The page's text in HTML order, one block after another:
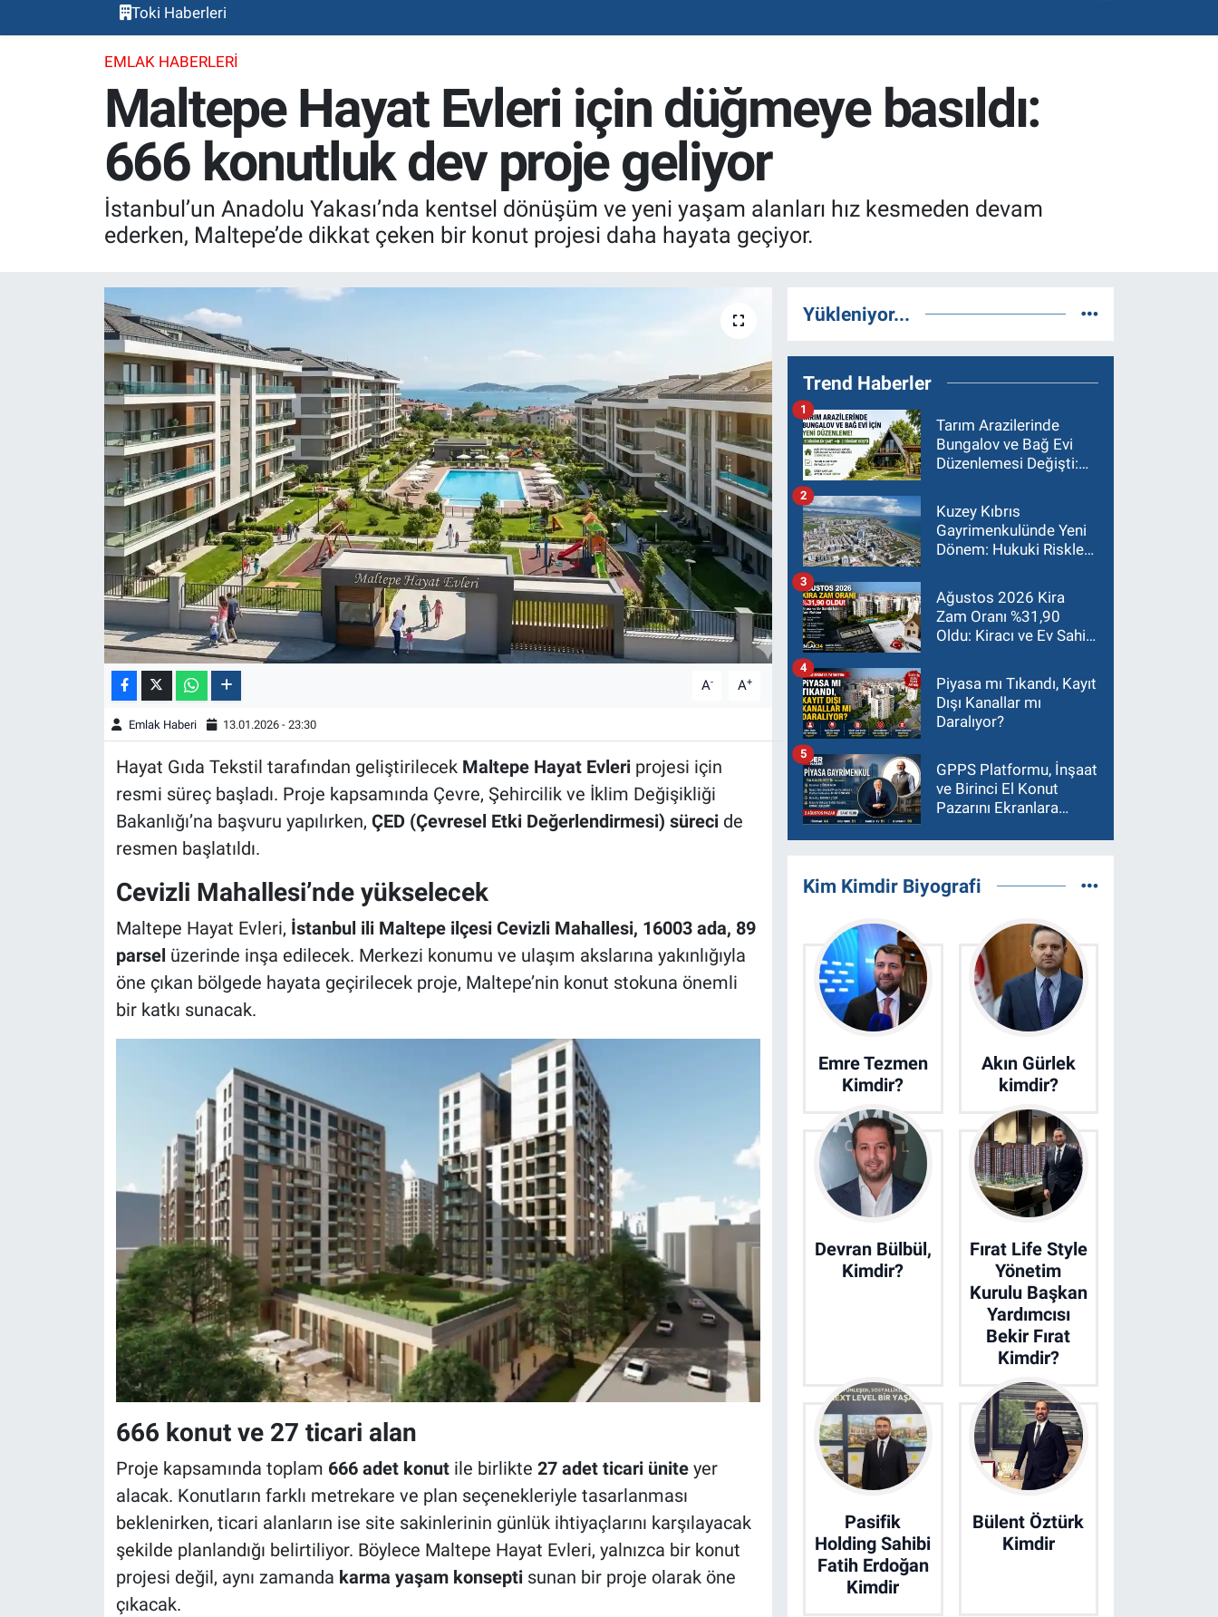
Toki Haberleri
EMLAK HABERLERI
Maltepe Hayat Evleri için düğmeye basıldı:
666 konutluk dev proje geliyor
İstanbul’un Anadolu Yakası’nda kentsel dönüşüm ve yeni yaşam alanları hız kesmeden devam
ederken, Maltepe’de dikkat çeken bir konut projesi daha hayata geçiyor.
A- A+
Emlak Haberi 13.01.2026 - 23:30
Hayat Gıda Tekstil tarafından geliştirilecek Maltepe Hayat Evleriprojesi için
resmi süreç başladı. Proje kapsamında Çevre, Şehircilik ve İklim Değişikliği
Bakanlığı’na başvuru yapılırken, ÇED (Çevresel Etki Değerlendirmesi) sürecide
resmen başlatıldı.
Cevizli Mahallesi’nde yükselecek
Maltepe Hayat Evleri, İstanbul ili Maltepe ilçesi Cevizli Mahallesi, 16003 ada, 89
parsel üzerinde inşa edilecek. Merkezi konumu ve ulaşım akslarına yakınlığıyla
öne çıkan bölgede hayata geçirilecek proje, Maltepe’nin konut stokuna önemli
bir katkı sunacak.
666 konut ve 27 ticari alan
Proje kapsamında toplam 666 adet konutile birlikte 27 adet ticari üniteyer
alacak. Konutların farklı metrekare ve plan seçenekleriyle tasarlanması
beklenirken, ticari alanların ise site sakinlerinin günlük ihtiyaçlarını karşılayacak
şekilde planlandığı belirtiliyor. Böylece Maltepe Hayat Evleri, yalnızca bir konut
projesi değil, aynı zamanda karma yaşam konseptisunan bir proje olarak öne
çıkacak.
Yükleniyor...
Trend Haberler
Tarım Arazilerinde
Bungalov ve Bağ Evi
Düzenlemesi Değişti:
Dönüme İndirildi
1
Kuzey Kıbrıs
Gayrimenkulünde Yeni
Dönem: Hukuki Riskler
Değiştiriyor
2
Ağustos 2026 Kira
Zam Oranı %31,90
Oldu: Kiracı ve Ev Sahibi
3
Piyasa mı Tıkandı, Kayıt
Dışı Kanallar mı
Daralıyor?
4
GPPS Platformu, İnşaat
ve Birinci El Konut
Pazarını Ekranlara
5
Kim Kimdir Biyografi
Emre Tezmen
Kimdir?
Akın Gürlek
kimdir?
Devran Bülbül,
Kimdir?
Fırat Life Style
Yönetim
Kurulu Başkan
Yardımcısı
Bekir Fırat
Kimdir?
Pasifik
Holding Sahibi
Fatih Erdoğan
Kimdir
Bülent Öztürk
Kimdir